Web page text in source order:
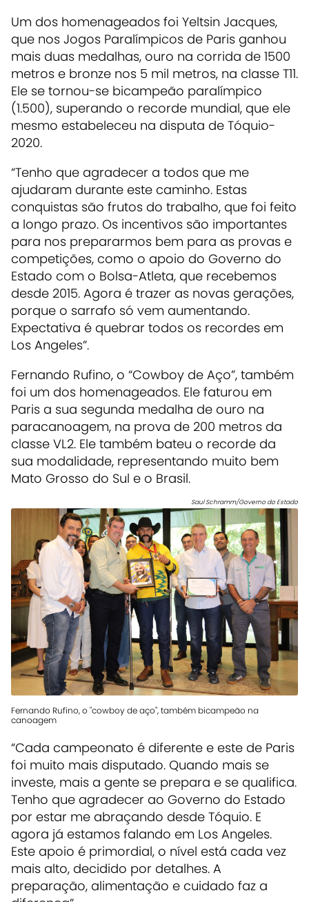
Um dos homenageados foi Yeltsin Jacques,
que nos Jogos Paralímpicos de Paris ganhou
mais duas medalhas, ouro na corrida de 1500
metros e bronze nos 5 mil metros, na classe T11.
Ele se tornou-se bicampeão paralímpico
(1.500), superando o recorde mundial, que ele
mesmo estabeleceu na disputa de Tóquio-
2020.
“Tenho que agradecer a todos que me
ajudaram durante este caminho. Estas
conquistas são frutos do trabalho, que foi feito
a longo prazo. Os incentivos são importantes
para nos prepararmos bem para as provas e
competições, como o apoio do Governo do
Estado com o Bolsa-Atleta, que recebemos
desde 2015. Agora é trazer as novas gerações,
porque o sarrafo só vem aumentando.
Expectativa é quebrar todos os recordes em
Los Angeles”.
Fernando Rufino, o “Cowboy de Aço”, também
foi um dos homenageados. Ele faturou em
Paris a sua segunda medalha de ouro na
paracanoagem, na prova de 200 metros da
classe VL2. Ele também bateu o recorde da
sua modalidade, representando muito bem
Mato Grosso do Sul e o Brasil.
Saul Schramm/Governo do Estado
Fernando Rufino, o "cowboy de aço", também bicampeão na
canoagem
“Cada campeonato é diferente e este de Paris
foi muito mais disputado. Quando mais se
investe, mais a gente se prepara e se qualifica.
Tenho que agradecer ao Governo do Estado
por estar me abraçando desde Tóquio. E
agora já estamos falando em Los Angeles.
Este apoio é primordial, o nível está cada vez
mais alto, decidido por detalhes. A
preparação, alimentação e cuidado faz a